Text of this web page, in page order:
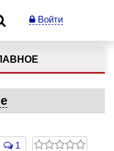
Войти
1